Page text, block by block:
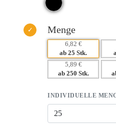
Warum dieses Produkt Ihre
– Langfristige Logo-Präsenz
– Hochwertige Materialien für
Markenerlebnis.
– Emotionale Bindung durch
– Starke Wiedererkennbarkeit
Menge
6,82 €
ab 25 Stk.
5,89 €
ab 250 Stk.
INDIVIDUELLE